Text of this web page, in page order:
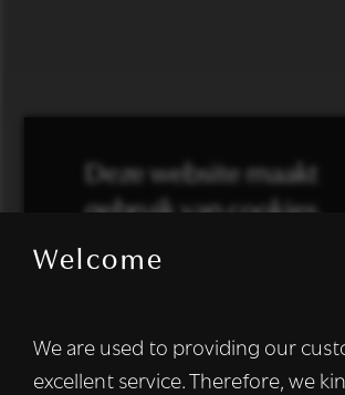
Welcome
We are used to providing our
excellent service. Therefore, we
Deze website maakt
gebruik van cookies.
We gebruiken cookies om inhoud
informatie over uw gebruik van
met onze advertentie- en